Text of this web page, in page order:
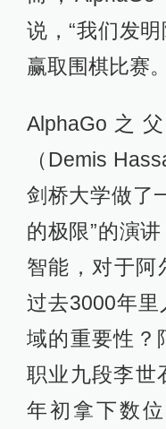
说，“我们发
赢取围棋比赛
AlphaGo之
（Demis
剑桥大学做了
的极限”的演
智能，对于
过去3000年
域的重要性？
职业九段李世
年初拿下数